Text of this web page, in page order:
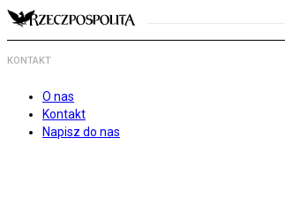
KONTAKT
O nas
Kontakt
Napisz do nas